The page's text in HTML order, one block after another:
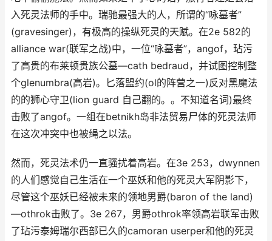
入死灵法师的手中。瑞驰最强大的人，所谓的“咏墓者”
(gravesinger)，有极高的操纵死灵的天赋。在2e 582的
alliance war(联军之战)中，一位“咏墓者”，angof，玷污
了高贵的布莱顿贵族公墓—cath bedraud，并试图控制整
个glenumbra(高岩)。匕落盟约(ol的阵营之一)反对黑魔法
的的狮心守卫(lion guard 自己翻的。。不知道名词)最终
击败了angof。一组在betnikh岛非法贸易尸体的死灵法师
在这次冲突中也被绳之以法。
然而，死灵法术仍一直骚扰着高岩。在3e 253，dwynnen
的人们感觉自己生活在一个巫妖和他的死灵大军阴影下，
尽管这个巫妖已经被未来的领地男爵(baron of the land)
—othrok击败了。3e 267，男爵othrok率领高岩联军击败
了玷污泰姆瑞尔西部已久的camoran userper和他的死灵